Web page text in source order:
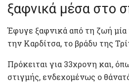
ξαφνικά μέσα στο
Έφυγε ξαφνικά από τη ζωή μία
την Καρδίτσα, το βράδυ της
Πρόκειται για 33χρονη και,
στιγμής, ενδεχομένως ο